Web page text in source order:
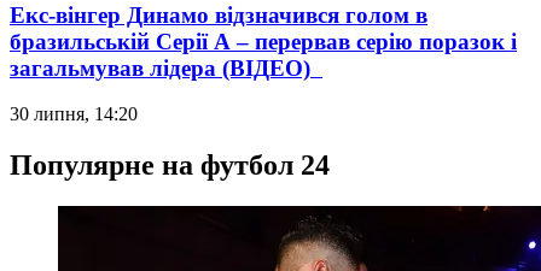
Екс-вінгер Динамо відзначився голом в
бразильській Серії А – перервав серію поразок і
загальмував лідера (ВІДЕО)
30 липня, 14:20
Популярне на футбол 24